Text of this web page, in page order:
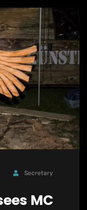
Secretary
MC